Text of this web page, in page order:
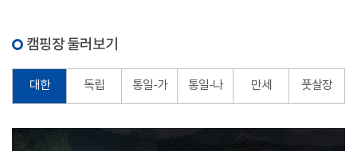
캠핑장 둘러보기
대한 독립 통일-가 통일-나 만세 풋살장